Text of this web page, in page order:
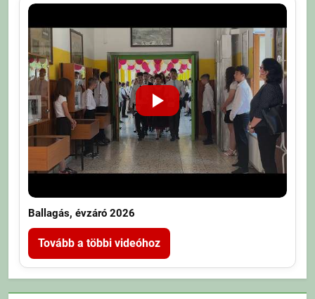
Ballagás, évzáró 2026
Tovább a többi videóhoz